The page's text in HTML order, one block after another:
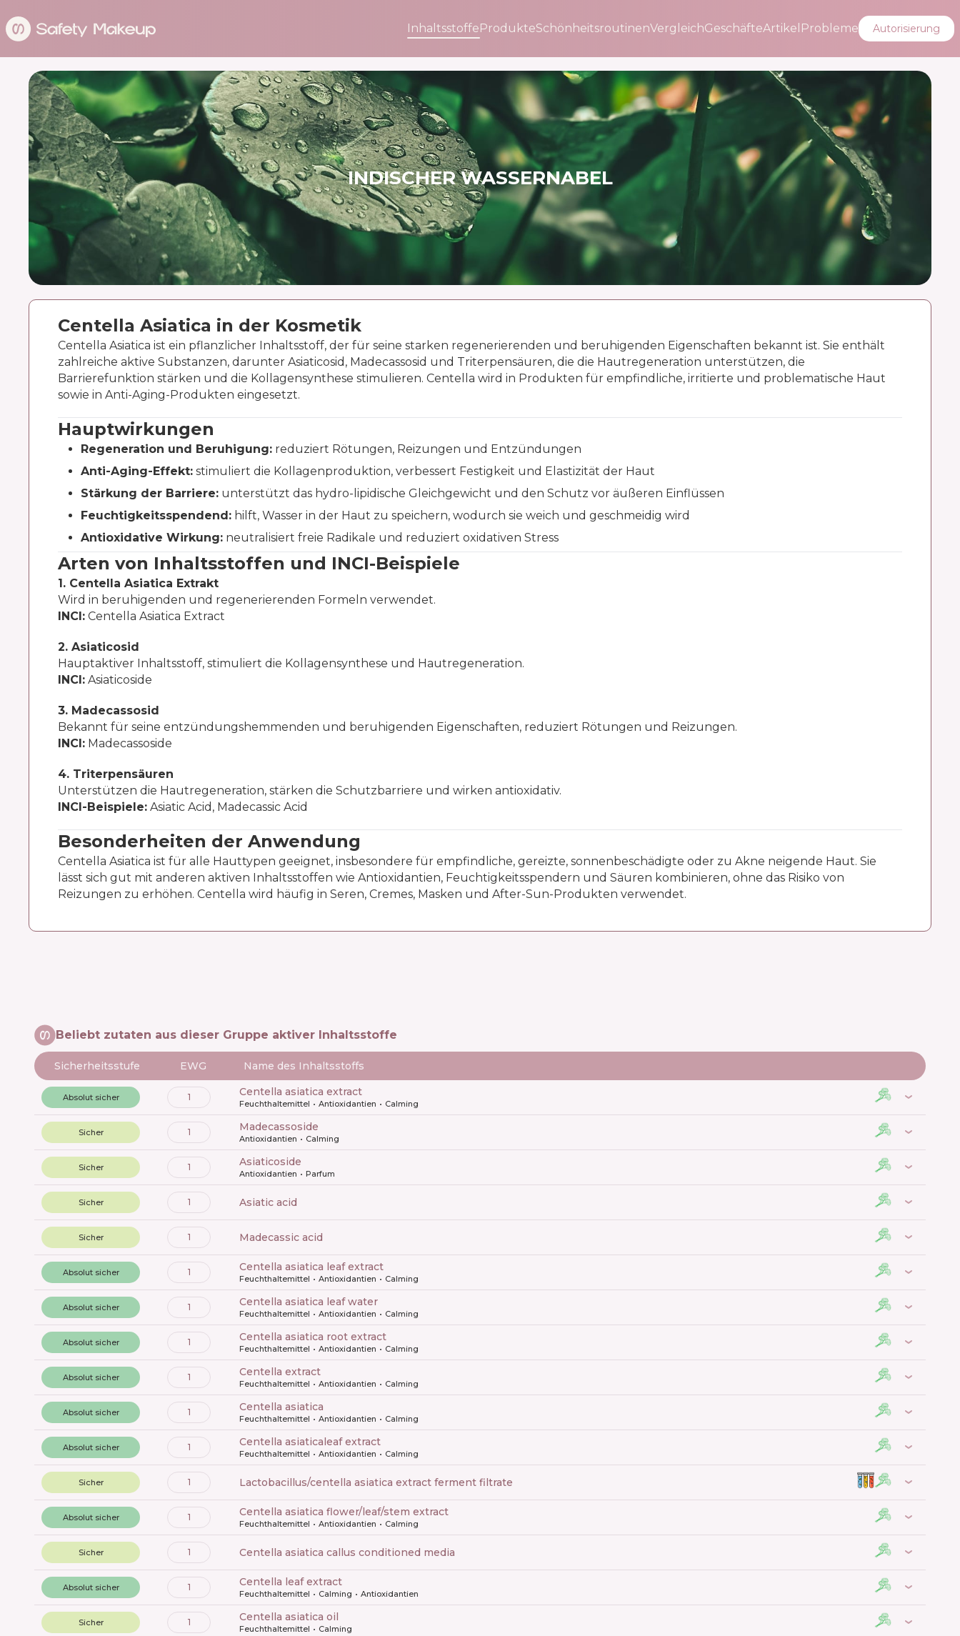
InhaltsstoffeProdukteSchönheitsroutinenVergleichGeschäfteArtikel Probleme Autorisierung
INDISCHER WASSERNABEL
Centella Asiatica in der Kosmetik
Centella Asiatica ist ein pflanzlicher Inhaltsstoff, der für seine starken regenerierenden und beruhigenden Eigenschaften bekannt ist. Sie enthält
zahlreiche aktive Substanzen, darunter Asiaticosid, Madecassosid und Triterpensäuren, die die Hautregeneration unterstützen, die
Barrierefunktion stärken und die Kollagensynthese stimulieren. Centella wird in Produkten für empfindliche, irritierte und problematische Haut
sowie in Anti-Aging-Produkten eingesetzt.
Hauptwirkungen
Regeneration und Beruhigung: reduziert Rötungen, Reizungen und Entzündungen
Anti-Aging-Effekt: stimuliert die Kollagenproduktion, verbessert Festigkeit und Elastizität der Haut
Stärkung der Barriere: unterstützt das hydro-lipidische Gleichgewicht und den Schutz vor äußeren Einflüssen
Feuchtigkeitsspendend: hilft, Wasser in der Haut zu speichern, wodurch sie weich und geschmeidig wird
Antioxidative Wirkung: neutralisiert freie Radikale und reduziert oxidativen Stress
Arten von Inhaltsstoffen und INCI-Beispiele
1. Centella Asiatica Extrakt
Wird in beruhigenden und regenerierenden Formeln verwendet.
INCI: Centella Asiatica Extract
2. Asiaticosid
Hauptaktiver Inhaltsstoff, stimuliert die Kollagensynthese und Hautregeneration.
INCI: Asiaticoside
3. Madecassosid
Bekannt für seine entzündungshemmenden und beruhigenden Eigenschaften, reduziert Rötungen und Reizungen.
INCI: Madecassoside
4. Triterpensäuren
Unterstützen die Hautregeneration, stärken die Schutzbarriere und wirken antioxidativ.
INCI-Beispiele: Asiatic Acid, Madecassic Acid
Besonderheiten der Anwendung
Centella Asiatica ist für alle Hauttypen geeignet, insbesondere für empfindliche, gereizte, sonnenbeschädigte oder zu Akne neigende Haut. Sie
lässt sich gut mit anderen aktiven Inhaltsstoffen wie Antioxidantien, Feuchtigkeitsspendern und Säuren kombinieren, ohne das Risiko von
Reizungen zu erhöhen. Centella wird häufig in Seren, Cremes, Masken und After-Sun-Produkten verwendet.
Beliebt zutaten aus dieser Gruppe aktiver Inhaltsstoffe
Sicherheitsstufe EWG Name des Inhaltsstoffs
Absolut sicher 1 centella asiatica extract
Feuchthaltemittel Antioxidantien Calming
Sicher 1 madecassoside
Antioxidantien Calming
Sicher 1 asiaticoside
Antioxidantien Parfum
Sicher 1 asiatic acid
Sicher 1 madecassic acid
Absolut sicher 1 centella asiatica leaf extract
Feuchthaltemittel Antioxidantien Calming
Absolut sicher 1 centella asiatica leaf water
Feuchthaltemittel Antioxidantien Calming
Absolut sicher 1 centella asiatica root extract
Feuchthaltemittel Antioxidantien Calming
Absolut sicher 1 centella extract
Feuchthaltemittel Antioxidantien Calming
Absolut sicher 1 centella asiatica
Feuchthaltemittel Antioxidantien Calming
Absolut sicher 1 centella asiaticaleaf extract
Feuchthaltemittel Antioxidantien Calming
Sicher 1 lactobacillus/centella asiatica extract ferment filtrate
Absolut sicher 1 centella asiatica flower/leaf/stem extract
Feuchthaltemittel Antioxidantien Calming
Sicher 1 centella asiatica callus conditioned media
Absolut sicher 1 centella leaf extract
Feuchthaltemittel Calming Antioxidantien
Sicher 1 centella asiatica oil
Feuchthaltemittel Calming